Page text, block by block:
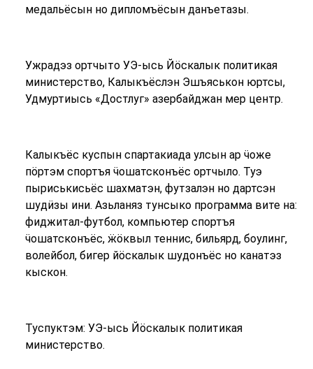
медальёсын но дипломъёсын данъетазы.
Ужрадэз ортчыто УЭ-ысь Йӧскалык политикая
министерство, Калыкъёслэн Эшъяськон юртсы,
Удмуртиысь «Достлуг» азербайджан мер центр.
Калыкъёс куспын спартакиада улсын ар ӵоже
пӧртэм спортъя ӵошатсконъёс ортчыло. Туэ
пыриськисьёс шахматэн, футзалэн но дартсэн
шудӥзы ини. Азьланяз тунсыко программа вите на:
фиджитал-футбол, компьютер спортъя
ӵошатсконъёс, ӝӧквыл теннис, бильярд, боулинг,
волейбол, бигер йӧскалык шудонъёс но канатэз
кыскон.
Туспуктэм: УЭ-ысь Йӧскалык политикая
министерство.